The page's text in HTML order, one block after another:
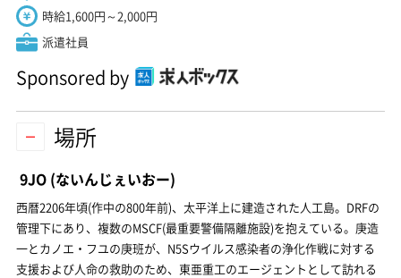
時給1,600円～2,000円
派遣社員
Sponsored by
場所
9JO (ないんじぇいおー)
西暦2206年頃(作中の800年前)、太平洋上に建造された人工島。DRFの
管理下にあり、複数のMSCF(最重要警備隔離施設)を抱えている。庚造
一とカノエ・フユの庚班が、N5Sウイルス感染者の浄化作戦に対する
支援および人命の救助のため、東亜重工のエージェントとして訪れる